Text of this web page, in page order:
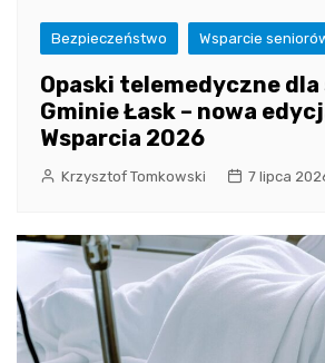
Bezpieczeństwo Wsparcie
Opaski telemedyczne
Gminie Łask – nowa
Wsparcia 2026
Krzysztof Tomkowski 7 lipca